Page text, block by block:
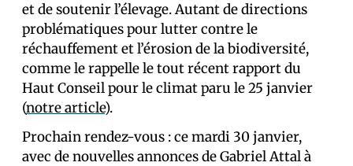
et de soutenir l’élevage. Autant de directions
problématiques pour lutter contre le
réchauffement et l’érosion de la biodiversité,
comme le rappelle le tout récent rapport du
Haut Conseil pour le climat paru le 25 janvier
(notre article).
Prochain rendez-vous : ce mardi 30 janvier,
avec de nouvelles annonces de Gabriel Attal à